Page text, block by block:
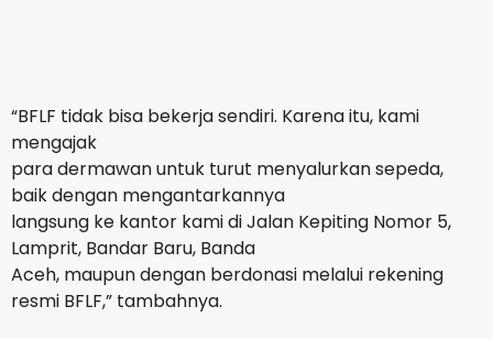
“BFLF tidak bisa bekerja sendiri. Karena itu, kami
mengajak
para dermawan untuk turut menyalurkan sepeda,
baik dengan mengantarkannya
langsung ke kantor kami di Jalan Kepiting Nomor 5,
Lamprit, Bandar Baru, Banda
Aceh, maupun dengan berdonasi melalui rekening
resmi BFLF,” tambahnya.